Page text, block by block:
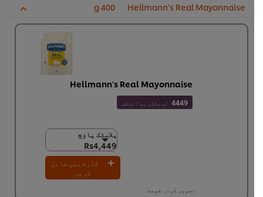
Hellmann's Real Mayonnaise
400 g
Hellmann's Real Mayonnaise
4449 لویلٹی پوائنٹس
پلاسٹک پاؤچ
Rs4,449
پلاسٹک پاؤچ
Rs4,449
Rs17,797
کارٹ میں شامل
کریں
تجویز کردہ قیمت